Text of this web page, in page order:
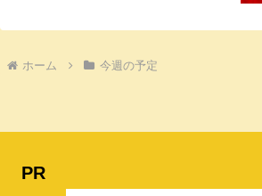
ホーム 今週の予定
PR